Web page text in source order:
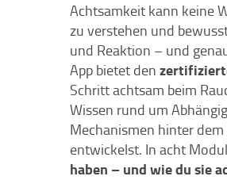
Achtsamkeit kann keine
zu verstehen und
und Reaktion – und
App bietet den
Schritt achtsam beim
Wissen rund um
Mechanismen hinter
entwickelst. In acht
haben – und wie du sie